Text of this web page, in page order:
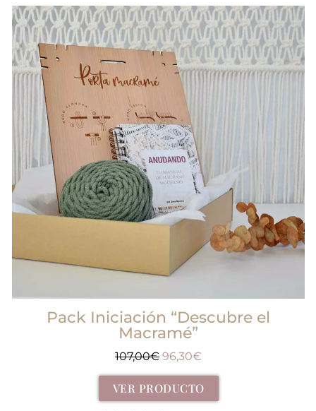
Pack Iniciación “Descubre el
Macramé”
107,00€ 96,30€
VER PRODUCTO